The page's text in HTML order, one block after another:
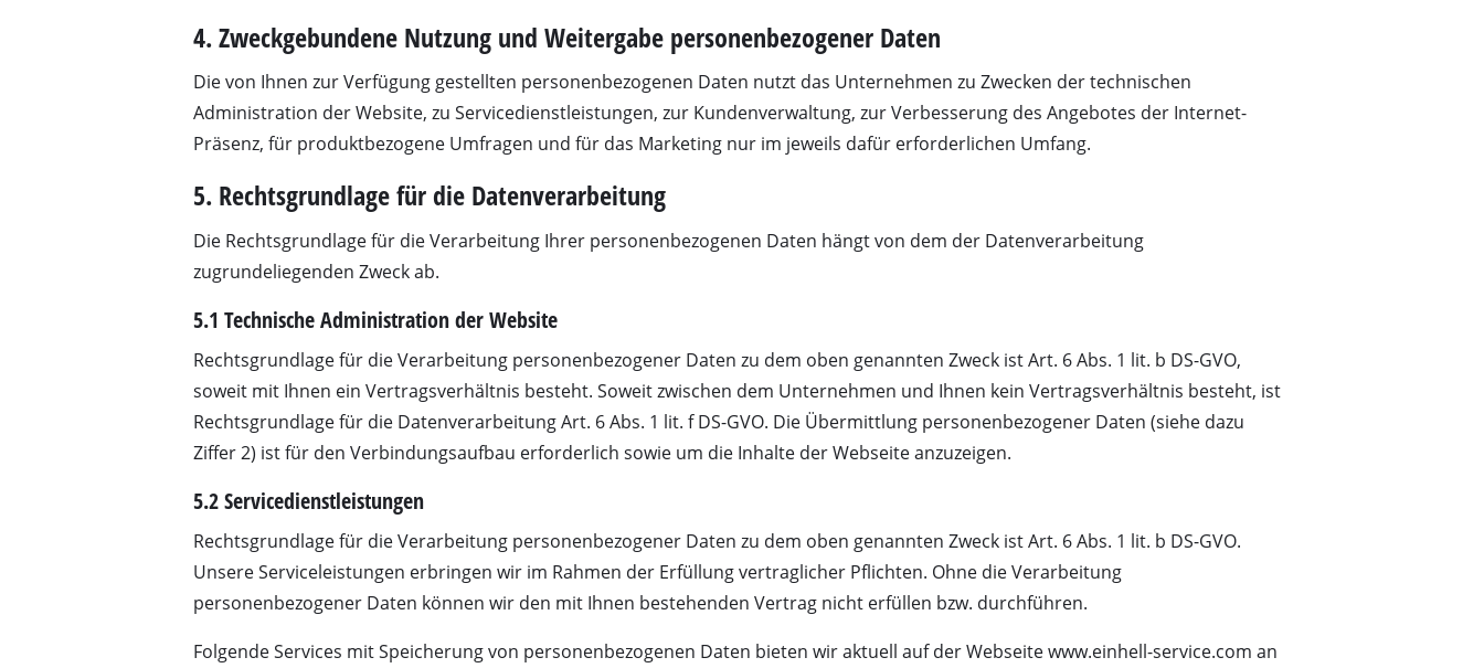
Multifunktionswerkzeuge
Hobel / Fräsen
Lampen
Rührwerke
Autotechnik
Laser / Messgeräte
Farbsprühgeräte
Heißklebepistolen
Stromerzeuger
Hub- / Zugmaschinen
Poliermaschinen
Schweißgeräte
Sonstige Geräte
Hochdruckreiniger
Häcksler
Fugenreiniger
Grasscheren
Laubbläser
Sägekettenschärfgeräte
Multitools
Kehrmaschinen
4. Zweckgebundene Nutzung und Weitergabe personenbezogener Daten
Die von Ihnen zur Verfügung gestellten personenbezogenen Daten nutzt das Unternehmen zu Zwecken der technischen
Administration der Website, zu Servicedienstleistungen, zur Kundenverwaltung, zur Verbesserung des Angebotes der Internet-
Präsenz, für produktbezogene Umfragen und für das Marketing nur im jeweils dafür erforderlichen Umfang.
5. Rechtsgrundlage für die Datenverarbeitung
Die Rechtsgrundlage für die Verarbeitung Ihrer personenbezogenen Daten hängt von dem der Datenverarbeitung
zugrundeliegenden Zweck ab.
5.1 Technische Administration der Website
Rechtsgrundlage für die Verarbeitung personenbezogener Daten zu dem oben genannten Zweck ist Art. 6 Abs. 1 lit. b DS-GVO,
soweit mit Ihnen ein Vertragsverhältnis besteht. Soweit zwischen dem Unternehmen und Ihnen kein Vertragsverhältnis besteht, ist
Rechtsgrundlage für die Datenverarbeitung Art. 6 Abs. 1 lit. f DS-GVO. Die Übermittlung personenbezogener Daten (siehe dazu
Ziffer 2) ist für den Verbindungsaufbau erforderlich sowie um die Inhalte der Webseite anzuzeigen.
5.2 Servicedienstleistungen
Rechtsgrundlage für die Verarbeitung personenbezogener Daten zu dem oben genannten Zweck ist Art. 6 Abs. 1 lit. b DS-GVO.
Unsere Serviceleistungen erbringen wir im Rahmen der Erfüllung vertraglicher Pflichten. Ohne die Verarbeitung
personenbezogener Daten können wir den mit Ihnen bestehenden Vertrag nicht erfüllen bzw. durchführen.
Folgende Services mit Speicherung von personenbezogenen Daten bieten wir aktuell auf der Webseite www.einhell-service.com an